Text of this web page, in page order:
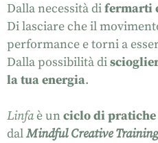
Dalla necessità difermarti
Di lasciare che il
performance e torni a
Dalla possibilità di
la tua energia.
Linfaè unciclo di
dalMindful Creative Training